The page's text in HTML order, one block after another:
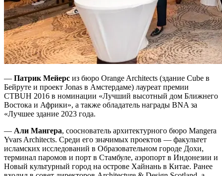
— Патрик Мейерс из бюро Orange Architects (здание Cube в
Бейруте и проект Jonas в Амстердаме) лауреат премии
CTBUH 2016 в номинации «Лучший высотный дом Ближнего
Востока и Африки», а также обладатель награды BNA за
«Лучшее здание 2023 года.
— Али Мангера, сооснователь архитектурного бюро Mangera
Yvars Architects. Среди его значимых проектов — факультет
исламских исследований в Образовательном городе Дохи,
терминал паромов и порт в Стамбуле, аэропорт в Индонезии и
Новый культурный город на острове Хайнань в Китае. Ранее